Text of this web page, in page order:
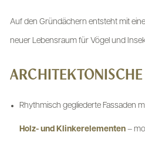
Auf den Gründächern entsteht mit
neuer Lebensraum für Vögel und
Rhythmisch gegliederte Fassaden
Holz- und Klinkerelementen –